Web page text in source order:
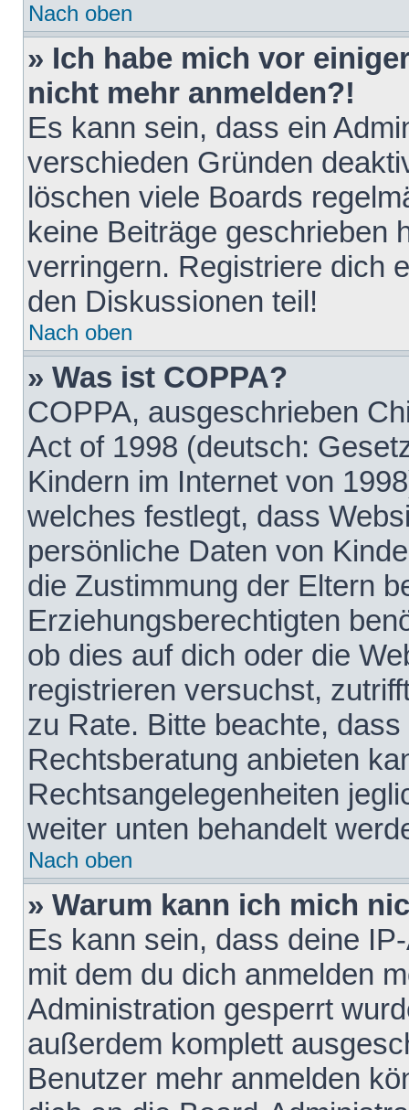
Nach oben
» Ich habe mich vor
nicht mehr anmelden?!
Es kann sein, dass ein
verschieden Gründen
löschen viele Boards
keine Beiträge geschrieben
verringern. Registriere dich
den Diskussionen teil!
Nach oben
» Was ist COPPA?
COPPA, ausgeschrieben
Act of 1998 (deutsch:
Kindern im Internet von
welches festlegt, dass
persönliche Daten von
die Zustimmung der Eltern
Erziehungsberechtigten
ob dies auf dich oder die
registrieren versuchst,
zu Rate. Bitte beachte,
Rechtsberatung anbieten
Rechtsangelegenheiten
weiter unten behandelt
Nach oben
» Warum kann ich mich
Es kann sein, dass deine
mit dem du dich anmelden
Administration gesperrt
außerdem komplett
Benutzer mehr anmelden